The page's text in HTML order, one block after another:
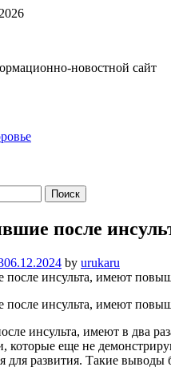
новостной сайт
после
06.12.2024 by urukaru
инсульта, имеют в два
которые еще не
для развития. Такие